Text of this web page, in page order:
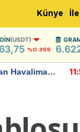
Künye
(USDT)
%0.355
Havalimanı